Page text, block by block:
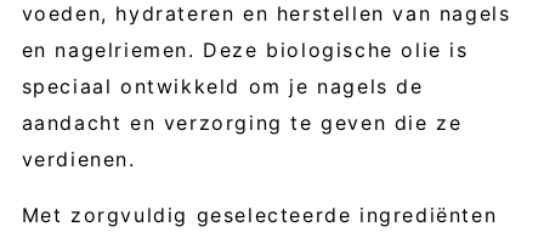
voeden, hydrateren en herstellen van nagels
en nagelriemen. Deze biologische olie is
speciaal ontwikkeld om je nagels de
aandacht en verzorging te geven die ze
verdienen.
Met zorgvuldig geselecteerde ingrediënten